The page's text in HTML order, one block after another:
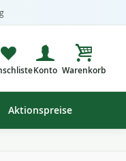
Mein
Aktionspreise